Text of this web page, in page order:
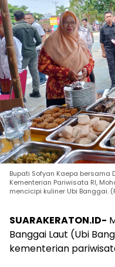
Bupati Sofyan Kaepa bersama
Kementerian Pariwisata RI,
mencicipi kuliner Ubi Banggai.
SUARAKERATON.ID-
Banggai Laut (Ubi
kementerian